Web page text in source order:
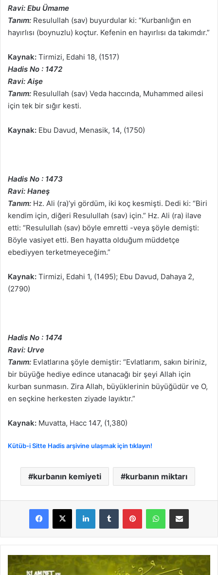
Ravi: Ebu Ümame
Tanım: Resulullah (sav) buyurdular ki: “Kurbanlığın en
hayırlısı (boynuzlu) koçtur. Kefenin en hayırlısı da takımdır.”
Kaynak: Tirmizi, Edahi 18, (1517)
Hadis No : 1472
Ravi: Aişe
Tanım: Resulullah (sav) Veda haccında, Muhammed ailesi
için tek bir sığır kesti.
Kaynak: Ebu Davud, Menasik, 14, (1750)
Hadis No : 1473
Ravi: Haneş
Tanım: Hz. Ali (ra)’yi gördüm, iki koç kesmişti. Dedi ki: “Biri
kendim için, diğeri Resulullah (sav) için.” Hz. Ali (ra) ilave
etti: “Resulullah (sav) böyle emretti -veya şöyle demişti:
Böyle vasiyet etti. Ben hayatta olduğum müddetçe
ebediyyen terketmeyeceğim.”
Kaynak: Tirmizi, Edahi 1, (1495); Ebu Davud, Dahaya 2,
(2790)
Hadis No : 1474
Ravi: Urve
Tanım: Evlatlarına şöyle demiştir: “Evlatlarım, sakın biriniz,
bir büyüğe hediye edince utanacağı bir şeyi Allah için
kurban sunmasın. Zira Allah, büyüklerinin büyüğüdür ve O,
en seçkine herkesten ziyade layıktır.”
Kaynak: Muvatta, Hacc 147, (1,380)
Kütüb-i Sitte Hadis arşivine ulaşmak için tıklayın!
kurbanın kemiyeti kurbanın miktarı